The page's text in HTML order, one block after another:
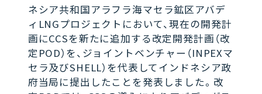
ネシア共和国アラフラ海マセラ鉱区アバデ
ィLNGプロジェクトにおいて、現在の開発計
画にCCSを新たに追加する改定開発計画（改
定POD）を、ジョイントベンチャー（INPEXマ
セラ及びSHELL）を代表してインドネシア政
府当局に提出したことを発表しました。改